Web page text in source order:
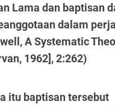
Lama dan baptisan
dalam
A Systematic
1962], 2:262)
itu baptisan tersebut